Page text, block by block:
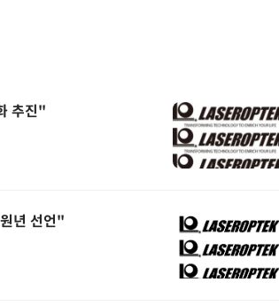
추진"
년 선언"